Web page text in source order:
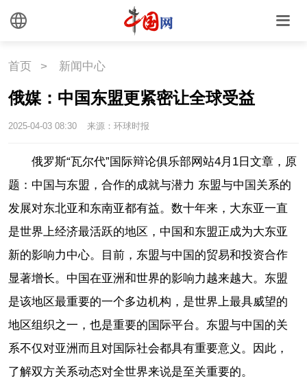
首页 > 新闻中心
俄媒：中国东盟更紧密让全球受益
2025-04-03 08:30 来源：环球时报
俄罗斯“瓦尔代”国际辩论俱乐部网站4月1日文章，原
题：中国与东盟，合作的成就与潜力 东盟与中国关系的
发展对东北亚和东南亚都有益。数十年来，大东亚一直
是世界上经济最活跃的地区，中国和东盟正成为大东亚
新的影响力中心。目前，东盟与中国的贸易和投资合作
显著增长。中国在亚洲和世界的影响力越来越大。东盟
是该地区最重要的一个多边机构，是世界上最具威望的
地区组织之一，也是重要的国际平台。东盟与中国的关
系不仅对亚洲而且对国际社会都具有重要意义。因此，
了解双方关系动态对全世界来说是至关重要的。